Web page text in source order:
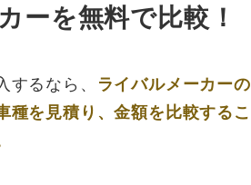
ーを無料で比較！
するなら、
ライバルメーカーの
種を見積り、金額を比較するこ